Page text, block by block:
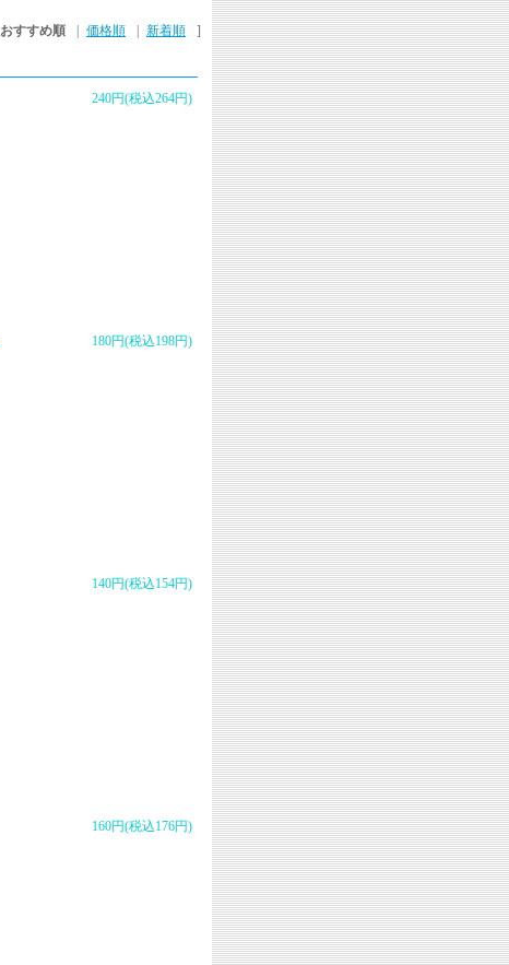
おすすめ順 価格順 新着順
]
240円(税込264円)
180円(税込198円)
140円(税込154円)
160円(税込176円)